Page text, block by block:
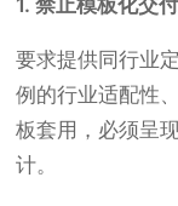
1. 禁止模板化交付
要求提供同行业
例的行业适配性
板套用，必须呈
计。